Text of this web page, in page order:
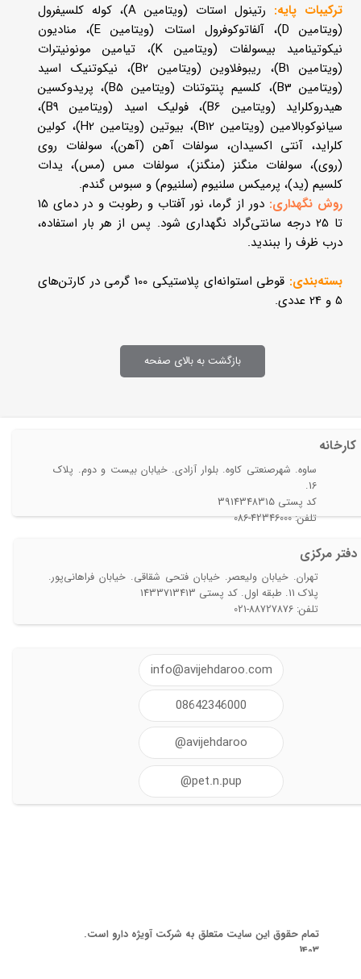
ترکیبات پایه:
رتینول استات (ویتامین A)، کوله کلسیفرول
(ویتامین D)، آلفاتوکوفرول استات (ویتامین E)، منادیون
نیکوتینامید بی­سولفات (ویتامین K)، تیامین مونونیترات
(ویتامین B1)، ریبوفلاوین (ویتامین B2)، نیکوتنیک اسید
(ویتامین B3)، کلسیم پنتوتنات (ویتامین B5)، پریدوکسین
هیدروکلراید (ویتامین B6)، فولیک اسید (ویتامین B9)،
سیانوکوبالامین (ویتامین B12)، بیوتین (ویتامین H2)، کولین
کلراید، آنتی اکسیدان، سولفات آهن (آهن)، سولفات روی
(روی)، سولفات منگنز (منگنز)، سولفات مس (مس)، یدات
کلسیم (ید)، پرمیکس سلنیوم (سلنیوم) و سبوس گندم.
روش نگهداری:
دور از گرما، نور آفتاب و رطوبت و در دمای 15
تا 25 درجه سانتی‌گراد نگهداری شود. پس از هر بار استفاده،
درب ظرف را ببندید.
بسته‌بندی:
قوطی استوانه‌ای پلاستیکی 100 گرمی در کارتن‌های
5 و 24 عددی.
بازگشت به بالای صفحه
دفتر مرکزی​​​​​​​
تهران. خیابان ولیعصر. خیابان فتحی شقاقی. خیابان فراهانی‌پور.
پلاک 11. طبقه اول. کد پستی 1433713413
تلفن: 88727876-021
تمام حقوق این سایت متعلق به شرکت آویژه دارو است.
1403
info@avijehdaroo.com
08642346000
@avijehdaroo
@pet.n.pup
ساوه. شهرصنعتی کاوه. بلوار آزادی. خیابان بیست و دوم. پلاک
16.
​​​​​​​کد پستی 3914348315
تلفن: 42346000-086​
کارخانه